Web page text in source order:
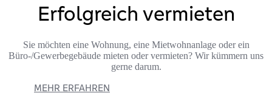
Erfolgreich vermieten
Sie möchten eine Wohnung, eine Mietwohnanlage oder ein
Büro-/Gewerbegebäude mieten oder vermieten? Wir kümmern uns
gerne darum.
MEHR ERFAHREN